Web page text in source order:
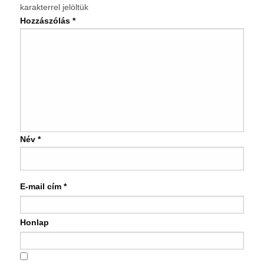
karakterrel jelöltük
Hozzászólás *
Név *
E-mail cím *
Honlap